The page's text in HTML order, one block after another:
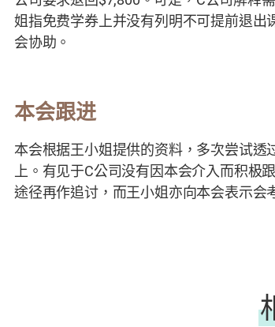
姐指免费学券上并没有列明不可提前退出
会协助。
本会跟进
本会根据王小姐提供的资料，多次尝试透
上。有见于C公司没有因本会介入而积极
途径再作追讨，而王小姐亦向本会表示会